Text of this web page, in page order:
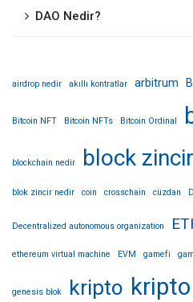
DAO Nedir?
airdrop nedir akıllı kontratlar arbitrum
Bitcoin NFT Bitcoin NFTs Bitcoin Ordinal
blockchain nedir block zincir
blok zincir nedir coin crosschain cüzdan
Decentralized autonomous organization
ethereum virtual machine EVM gamefi
genesis blok kripto